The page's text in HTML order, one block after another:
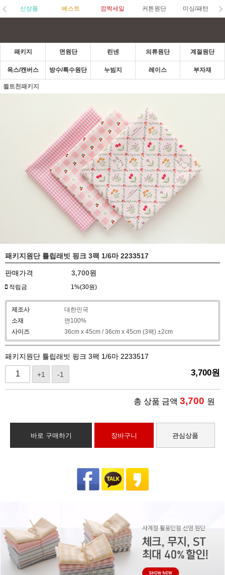
신상품 베스트 깜짝세일 커튼원단 미싱/패턴
패키지 면원단 린넨 의류원단 계절원단
옥스/캔버스 방수/특수원단 누빔지 레이스 부자재
퀼트천패키지
패키지원단 튤립래빗 핑크 3팩 1/6마 2233517
판매가격 3,700원
적립금 1%(30원)
제조사
대한민국
소재
면100%
사이즈
36cm x 45cm / 36cm x 45cm (3팩) ±2cm
패키지원단 튤립래빗 핑크 3팩 1/6마 2233517
+1 -1 3,700원
총 상품 금액 3,700 원
바로 구매하기 장바구니 관심상품